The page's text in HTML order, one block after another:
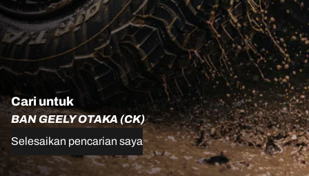
Cari untuk
BAN GEELY OTAKA (CK)
Selesaikan pencarian saya